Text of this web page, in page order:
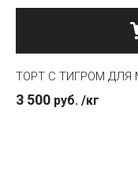
ТОРТ С ТИГРОМ ДЛЯ
3 500 руб. /кг